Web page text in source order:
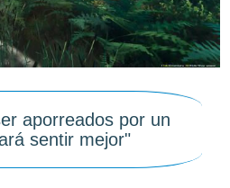
aporreados por un
sentir mejor"